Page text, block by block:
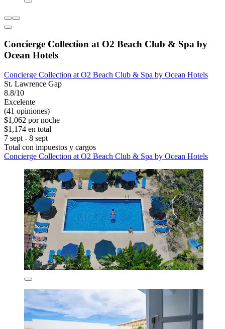
Concierge Collection at O2 Beach Club & Spa by
Ocean Hotels
Concierge Collection at O2 Beach Club & Spa by Ocean Hotels
St. Lawrence Gap
8.8/10
Excelente
(41 opiniones)
$1,062 por noche
$1,174 en total
7 sept - 8 sept
Total con impuestos y cargos
Concierge Collection at O2 Beach Club & Spa by Ocean Hotels